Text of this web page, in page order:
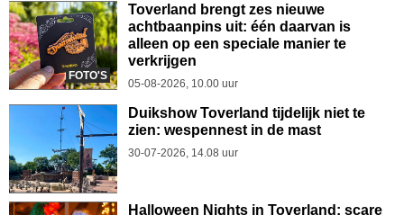
FOTO'S
Toverland brengt zes nieuwe
achtbaanpins uit: één daarvan is
alleen op een speciale manier te
verkrijgen
05-08-2026, 10.00 uur
Duikshow Toverland tijdelijk niet te
zien: wespennest in de mast
30-07-2026, 14.08 uur
Halloween Nights in Toverland: scare